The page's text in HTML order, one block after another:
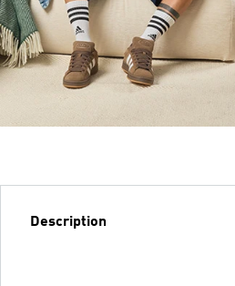
Description